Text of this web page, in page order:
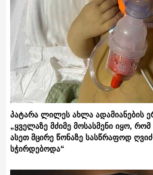
პატარა ლილეს ახლა ადამიანების
„ყველაზე მძიმე მოსასმენი იყო,
ასეთ მცირე წონაზე სასწრაფოდ
სჭირდებოდა“